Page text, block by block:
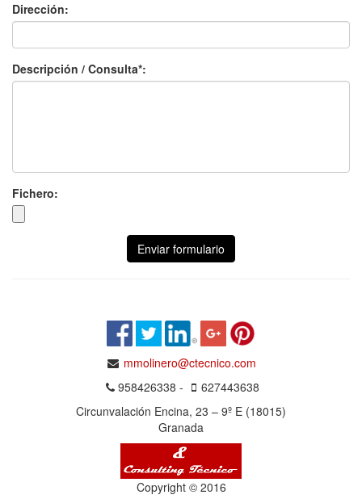
Dirección:
Descripción / Consulta*:
Fichero:
Enviar formulario
mmolinero@ctecnico.com
958426338 -
627443638
Circunvalación Encina, 23 – 9º E (18015)
Granada
Copyright © 2016